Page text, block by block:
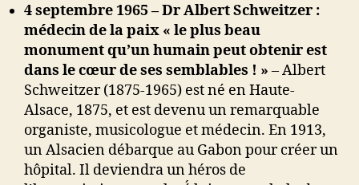
4 septembre 1965 – Dr Albert Schweitzer :
médecin de la paix « le plus beau
monument qu’un humain peut obtenir est
dans le cœur de ses semblables ! » – Albert
Schweitzer (1875-1965) est né en Haute-
Alsace, 1875, et est devenu un remarquable
organiste, musicologue et médecin. En 1913,
un Alsacien débarque au Gabon pour créer un
hôpital. Il deviendra un héros de